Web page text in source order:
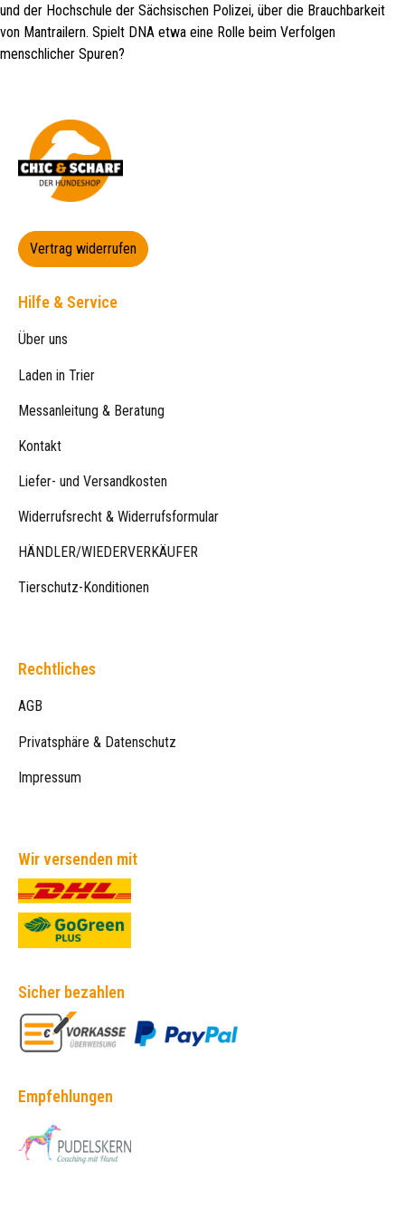
und der Hochschule der Sächsischen Polizei, über die Brauchbarkeit
von Mantrailern. Spielt DNA etwa eine Rolle beim Verfolgen
menschlicher Spuren?
Vertrag widerrufen
Hilfe & Service
Über uns
Laden in Trier
Messanleitung & Beratung
Kontakt
Liefer- und Versandkosten
Widerrufsrecht & Widerrufsformular
HÄNDLER/WIEDERVERKÄUFER
Tierschutz-Konditionen
Rechtliches
AGB
Privatsphäre & Datenschutz
Impressum
Wir versenden mit
Sicher bezahlen
Empfehlungen